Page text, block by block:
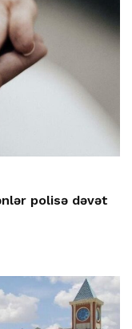
polisə dəvət